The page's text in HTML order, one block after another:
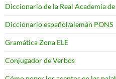
Diccionario de la Real Academia
Diccionario español/alemán PONS
Gramática Zona ELE
Conjugador de Verbos